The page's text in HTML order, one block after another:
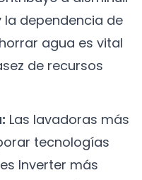
la dependencia de
agua es vital
de recursos
Las lavadoras más
tecnologías
Inverter más